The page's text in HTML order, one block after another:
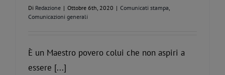
Di Redazione | Ottobre 6th, 2020 | Comunicati stampa,
Comunicazioni generali
È un Maestro povero colui che non aspiri a
essere [...]